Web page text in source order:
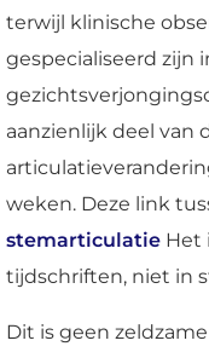
terwijl klinische
gespecialiseerd zijn
aanzienlijk deel van
weken. Deze link
stemarticulatie Het
tijdschriften, niet in
Dit is geen